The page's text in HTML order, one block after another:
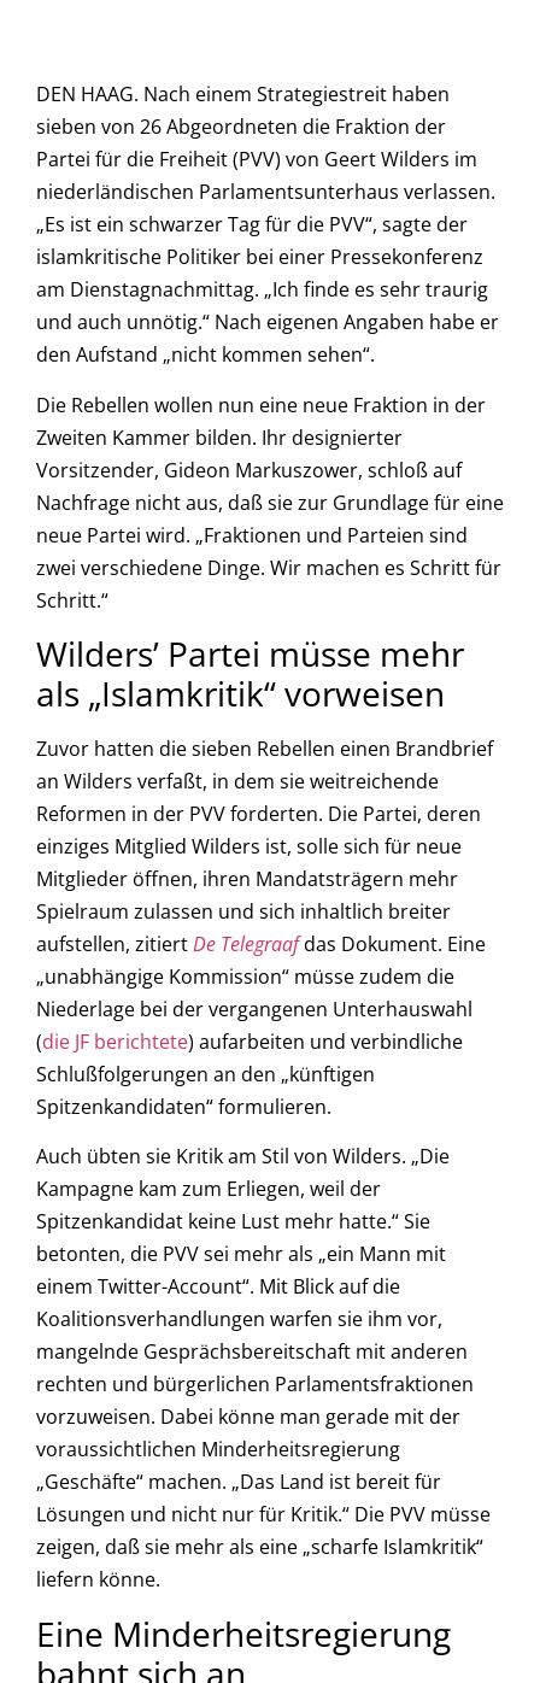
DEN HAAG. Nach einem Strategiestreit haben
sieben von 26 Abgeordneten die Fraktion der
Partei für die Freiheit (PVV) von Geert Wilders im
niederländischen Parlamentsunterhaus verlassen.
„Es ist ein schwarzer Tag für die PVV“, sagte der
islamkritische Politiker bei einer Pressekonferenz
am Dienstagnachmittag. „Ich finde es sehr traurig
und auch unnötig.“ Nach eigenen Angaben habe er
den Aufstand „nicht kommen sehen“.
Die Rebellen wollen nun eine neue Fraktion in der
Zweiten Kammer bilden. Ihr designierter
Vorsitzender, Gideon Markuszower, schloß auf
Nachfrage nicht aus, daß sie zur Grundlage für eine
neue Partei wird. „Fraktionen und Parteien sind
zwei verschiedene Dinge. Wir machen es Schritt für
Schritt.“
Wilders’ Partei müsse mehr
als „Islamkritik“ vorweisen
Zuvor hatten die sieben Rebellen einen Brandbrief
an Wilders verfaßt, in dem sie weitreichende
Reformen in der PVV forderten. Die Partei, deren
einziges Mitglied Wilders ist, solle sich für neue
Mitglieder öffnen, ihren Mandatsträgern mehr
Spielraum zulassen und sich inhaltlich breiter
aufstellen, zitiertDe Telegraafdas Dokument. Eine
„unabhängige Kommission“ müsse zudem die
Niederlage bei der vergangenen Unterhauswahl
(die JF berichtete) aufarbeiten und verbindliche
Schlußfolgerungen an den „künftigen
Spitzenkandidaten“ formulieren.
Auch übten sie Kritik am Stil von Wilders. „Die
Kampagne kam zum Erliegen, weil der
Spitzenkandidat keine Lust mehr hatte.“ Sie
betonten, die PVV sei mehr als „ein Mann mit
einem Twitter-Account“. Mit Blick auf die
Koalitionsverhandlungen warfen sie ihm vor,
mangelnde Gesprächsbereitschaft mit anderen
rechten und bürgerlichen Parlamentsfraktionen
vorzuweisen. Dabei könne man gerade mit der
voraussichtlichen Minderheitsregierung
„Geschäfte“ machen. „Das Land ist bereit für
Lösungen und nicht nur für Kritik.“ Die PVV müsse
zeigen, daß sie mehr als eine „scharfe Islamkritik“
liefern könne.
Eine Minderheitsregierung
bahnt sich an